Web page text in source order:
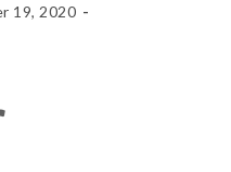
19, 2020